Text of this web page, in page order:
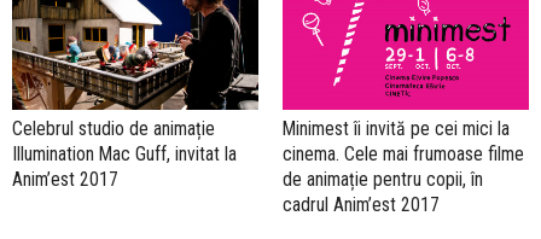
Celebrul studio de animație
Illumination Mac Guff, invitat la
Anim’est 2017
Minimest îi invită pe cei mici la
cinema. Cele mai frumoase filme
de animație pentru copii, în
cadrul Anim’est 2017